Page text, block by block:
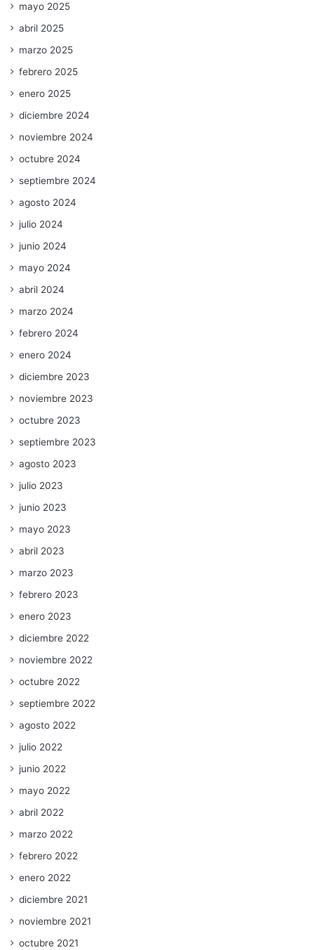
mayo 2025
abril 2025
marzo 2025
febrero 2025
enero 2025
diciembre 2024
noviembre 2024
octubre 2024
septiembre 2024
agosto 2024
julio 2024
junio 2024
mayo 2024
abril 2024
marzo 2024
febrero 2024
enero 2024
diciembre 2023
noviembre 2023
octubre 2023
septiembre 2023
agosto 2023
julio 2023
junio 2023
mayo 2023
abril 2023
marzo 2023
febrero 2023
enero 2023
diciembre 2022
noviembre 2022
octubre 2022
septiembre 2022
agosto 2022
julio 2022
junio 2022
mayo 2022
abril 2022
marzo 2022
febrero 2022
enero 2022
diciembre 2021
noviembre 2021
octubre 2021